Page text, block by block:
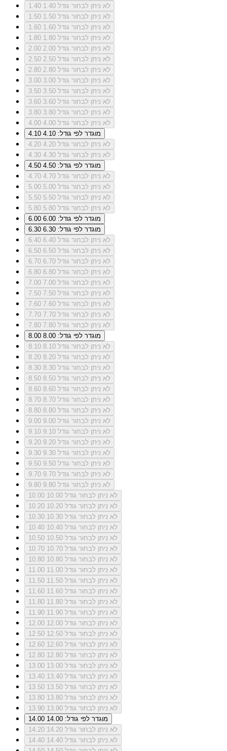
1.40
לא ניתן לבחור גודל 1.40
1.50
לא ניתן לבחור גודל 1.50
1.60
לא ניתן לבחור גודל 1.60
1.80
לא ניתן לבחור גודל 1.80
2.00
לא ניתן לבחור גודל 2.00
2.50
לא ניתן לבחור גודל 2.50
2.80
לא ניתן לבחור גודל 2.80
3.00
לא ניתן לבחור גודל 3.00
3.50
לא ניתן לבחור גודל 3.50
3.60
לא ניתן לבחור גודל 3.60
3.80
לא ניתן לבחור גודל 3.80
4.00
לא ניתן לבחור גודל 4.00
4.10
מוגדר לפי גודל: 4.10
4.20
לא ניתן לבחור גודל 4.20
4.30
לא ניתן לבחור גודל 4.30
4.50
מוגדר לפי גודל: 4.50
4.70
לא ניתן לבחור גודל 4.70
5.00
לא ניתן לבחור גודל 5.00
5.50
לא ניתן לבחור גודל 5.50
5.80
לא ניתן לבחור גודל 5.80
6.00
מוגדר לפי גודל: 6.00
6.30
מוגדר לפי גודל: 6.30
6.40
לא ניתן לבחור גודל 6.40
6.50
לא ניתן לבחור גודל 6.50
6.70
לא ניתן לבחור גודל 6.70
6.80
לא ניתן לבחור גודל 6.80
7.00
לא ניתן לבחור גודל 7.00
7.50
לא ניתן לבחור גודל 7.50
7.60
לא ניתן לבחור גודל 7.60
7.70
לא ניתן לבחור גודל 7.70
7.80
לא ניתן לבחור גודל 7.80
8.00
מוגדר לפי גודל: 8.00
8.10
לא ניתן לבחור גודל 8.10
8.20
לא ניתן לבחור גודל 8.20
8.30
לא ניתן לבחור גודל 8.30
8.50
לא ניתן לבחור גודל 8.50
8.60
לא ניתן לבחור גודל 8.60
8.70
לא ניתן לבחור גודל 8.70
8.80
לא ניתן לבחור גודל 8.80
9.00
לא ניתן לבחור גודל 9.00
9.10
לא ניתן לבחור גודל 9.10
9.20
לא ניתן לבחור גודל 9.20
9.30
לא ניתן לבחור גודל 9.30
9.50
לא ניתן לבחור גודל 9.50
9.70
לא ניתן לבחור גודל 9.70
9.80
לא ניתן לבחור גודל 9.80
10.00
לא ניתן לבחור גודל 10.00
10.20
לא ניתן לבחור גודל 10.20
10.30
לא ניתן לבחור גודל 10.30
10.40
לא ניתן לבחור גודל 10.40
10.50
לא ניתן לבחור גודל 10.50
10.70
לא ניתן לבחור גודל 10.70
10.80
לא ניתן לבחור גודל 10.80
11.00
לא ניתן לבחור גודל 11.00
11.50
לא ניתן לבחור גודל 11.50
11.60
לא ניתן לבחור גודל 11.60
11.80
לא ניתן לבחור גודל 11.80
11.90
לא ניתן לבחור גודל 11.90
12.00
לא ניתן לבחור גודל 12.00
12.50
לא ניתן לבחור גודל 12.50
12.60
לא ניתן לבחור גודל 12.60
12.80
לא ניתן לבחור גודל 12.80
13.00
לא ניתן לבחור גודל 13.00
13.40
לא ניתן לבחור גודל 13.40
13.50
לא ניתן לבחור גודל 13.50
13.80
לא ניתן לבחור גודל 13.80
13.90
לא ניתן לבחור גודל 13.90
14.00
מוגדר לפי גודל: 14.00
14.20
לא ניתן לבחור גודל 14.20
14.40
לא ניתן לבחור גודל 14.40